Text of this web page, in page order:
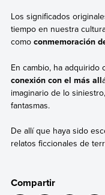
Los significados
tiempo en nuestra
como conmemoración
En cambio, ha
conexión con el más all
imaginario de lo
fantasmas.
De allí que haya sido
relatos ficcionales de
Compartir